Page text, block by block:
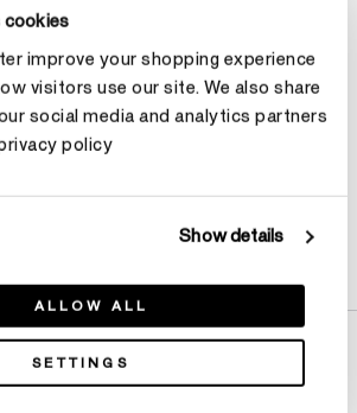
cookies
improve your shopping experience
visitors use our site. We also share
social media and analytics partners
policy
Show details
ALLOW ALL
SETTINGS